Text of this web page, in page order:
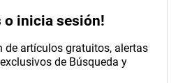
o inicia sesión!
de artículos gratuitos, alertas
de Búsqueda y